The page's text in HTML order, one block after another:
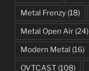
Metal Frenzy (18)
Metal Open Air (24)
Modern Metal (16)
OVTCAST (108)